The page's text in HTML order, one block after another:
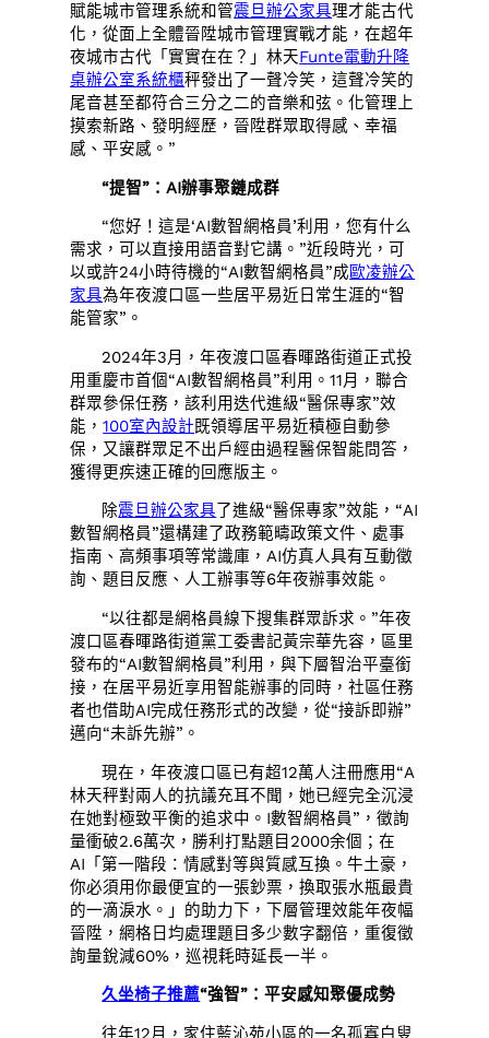
賦能城市管理系統和管震旦辦公家具理才能古代
化，從面上全體晉陞城市管理實戰才能，在超年
夜城市古代「實實在在？」林天Funte電動升降
桌辦公室系統櫃秤發出了一聲冷笑，這聲冷笑的
尾音甚至都符合三分之二的音樂和弦。化管理上
摸索新路、發明經歷，晉陞群眾取得感、幸福
感、平安感。”
“提智”：AI辦事聚鏈成群
“您好！這是‘AI數智網格員’利用，您有什么
需求，可以直接用語音對它講。”近段時光，可
以或許24小時待機的“AI數智網格員”成歐凌辦公
家具為年夜渡口區一些居平易近日常生涯的“智
能管家”。
2024年3月，年夜渡口區春暉路街道正式投
用重慶市首個“AI數智網格員”利用。11月，聯合
群眾參保任務，該利用迭代進級“醫保專家”效
能，100室內設計既領導居平易近積極自動參
保，又讓群眾足不出戶經由過程醫保智能問答，
獲得更疾速正確的回應版主。
除震旦辦公家具 了進級“醫保專家”效能，“AI
數智網格員”還構建了政務範疇政策文件、處事
指南、高頻事項等常識庫，AI仿真人具有互動徵
詢、題目反應、人工辦事等6年夜辦事效能。
“以往都是網格員線下搜集群眾訴求。”年夜
渡口區春暉路街道黨工委書記黃宗華先容，區里
發布的“AI數智網格員”利用，與下層智治平臺銜
接，在居平易近享用智能辦事的同時，社區任務
者也借助AI完成任務形式的改變，從“接訴即辦”
邁向“未訴先辦”。
現在，年夜渡口區已有超12萬人注冊應用“A
林天秤對兩人的抗議充耳不聞，她已經完全沉浸
在她對極致平衡的追求中。I數智網格員”，徵詢
量衝破2.6萬次，勝利打點題目2000余個；在
AI「第一階段：情感對等與質感互換。牛土豪，
你必須用你最便宜的一張鈔票，換取張水瓶最貴
的一滴淚水。」的助力下，下層管理效能年夜幅
晉陞，網格日均處理題目多少數字翻倍，重復徵
詢量銳減60%，巡視耗時延長一半。
久坐椅子推薦“強智”：平安感知聚優成勢
往年12月，家住藍沁苑小區的一名孤寡白叟